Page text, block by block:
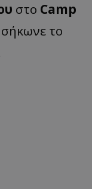
στο Camp
το